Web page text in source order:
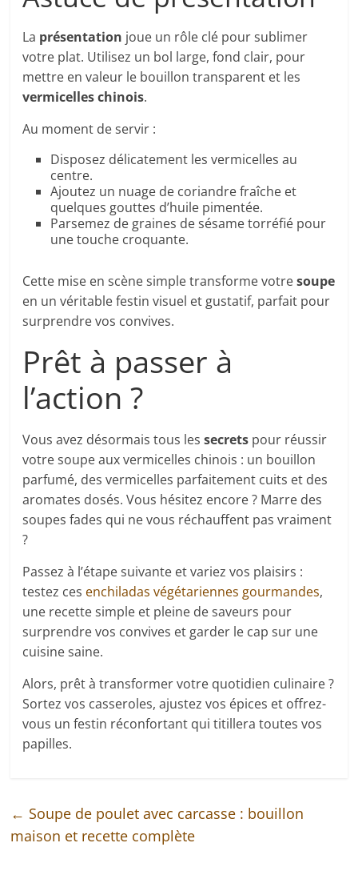
La présentation joue un rôle clé pour sublimer
votre plat. Utilisez un bol large, fond clair, pour
mettre en valeur le bouillon transparent et les
vermicelles chinois.
Au moment de servir :
Disposez délicatement les vermicelles au
centre.
Ajoutez un nuage de coriandre fraîche et
quelques gouttes d’huile pimentée.
Parsemez de graines de sésame torréfié pour
une touche croquante.
Cette mise en scène simple transforme votresoupe
en un véritable festin visuel et gustatif, parfait pour
surprendre vos convives.
Prêt à passer à
l’action ?
Vous avez désormais tous lessecrets pour réussir
votre soupe aux vermicelles chinois : un bouillon
parfumé, des vermicelles parfaitement cuits et des
aromates dosés. Vous hésitez encore ? Marre des
soupes fades qui ne vous réchauffent pas vraiment
?
Passez à l’étape suivante et variez vos plaisirs :
testez ces enchiladas végétariennes gourmandes,
une recette simple et pleine de saveurs pour
surprendre vos convives et garder le cap sur une
cuisine saine.
Alors, prêt à transformer votre quotidien culinaire ?
Sortez vos casseroles, ajustez vos épices et offrez-
vous un festin réconfortant qui titillera toutes vos
papilles.
← Soupe de poulet avec carcasse : bouillon
maison et recette complète